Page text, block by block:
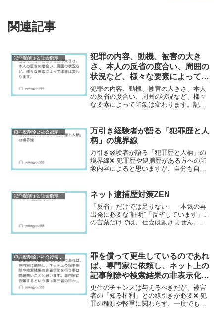
関連記事
犯罪歴削除と社会復帰研究
犯罪の内容、動機、被害の大き
さ、本人の反省の度合い、周囲の
状況など、様々な要素によって印
象は変わります。
犯罪の内容、動機、被害の大きさ、本人
の反省の度合い、周囲の状況など、様々
な要素によって印象は変わります。記事
きないと思います。犯罪の内容、動機、
被害の大きさ、本人の...
万引き経験者が語る「犯罪歴と人
柄」の境界線
万引き経験者が語る「犯罪歴と人柄」の
境界線❌ 犯罪歴や逮捕歴がある方への印
象内容によると思いますが、自分も自身
ってははっきりと思います。しかし、大
人の時で犯罪を起こした...
犯罪歴削除と社会復帰研究 ネット逮捕歴対策ZEN
「反省」だけでは足りない――本気の再
出発に必要な“証明”「反省しています」こ
の言葉だけでは、社会は動きません。な
とは、👉 信頼を...
罪を償って更生しているのであれ
ば、専門家に依頼し、ネット上の
記事削除や検索結果の非表示化を
行う事は問題無いことと思いま
す。専門家に依頼するという事は
第三者の目からも明らかに削除や
更生のチャンスは与えるべきだが、被害
者の「知る権利」との線引きが必要❌ 犯
罪の種類や軽重に関わらず、一度でも